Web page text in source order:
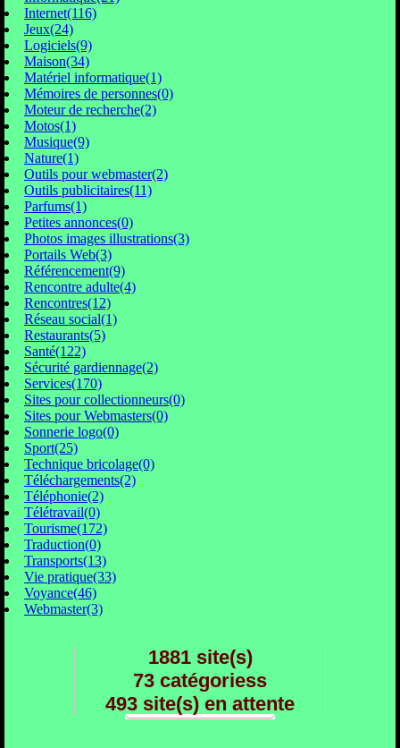
Internet(116)
Jeux(24)
Logiciels(9)
Maison(34)
Matériel informatique(1)
Mémoires de personnes(0)
Moteur de recherche(2)
Motos(1)
Musique(9)
Nature(1)
Outils pour webmaster(2)
Outils publicitaires(11)
Parfums(1)
Petites annonces(0)
Photos images illustrations(3)
Portails Web(3)
Référencement(9)
Rencontre adulte(4)
Rencontres(12)
Réseau social(1)
Restaurants(5)
Santé(122)
Sécurité gardiennage(2)
Services(170)
Sites pour collectionneurs(0)
Sites pour Webmasters(0)
Sonnerie logo(0)
Sport(25)
Technique bricolage(0)
Téléchargements(2)
Téléphonie(2)
Télétravail(0)
Tourisme(172)
Traduction(0)
Transports(13)
Vie pratique(33)
Voyance(46)
Webmaster(3)
1881 site(s)
73 catégoriess
493 site(s) en attente